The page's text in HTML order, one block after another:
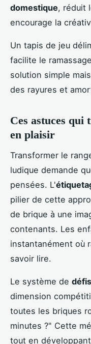
domestique, réduit
encourage la
Un tapis de jeu
facilite le
solution simple
des rayures et
Ces astuces qui
en plaisir
Transformer le
ludique demande
pensées. L'
pilier de cette
de brique à une
contenants. Les
instantanément où
savoir lire.
Le système de
dimension
toutes les briques
minutes ?" Cette
tout en